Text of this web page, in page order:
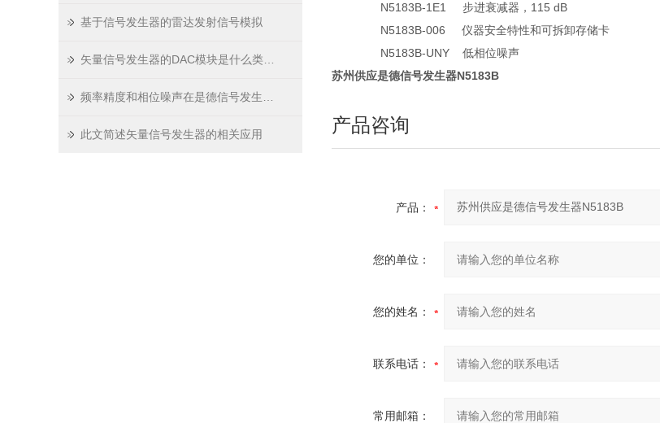
基于信号发生器的雷达发射信号模拟
此文简述矢量信号发生器的相关应用
N5183B-1E1 步进衰减器，115 dB
N5183B-006 仪器安全特性和可拆卸存储卡
N5183B-UNY 低相位噪声
苏州供应是德信号发生器N5183B
产品咨询
产品：
您的单位：
您的姓名：
联系电话：
常用邮箱：